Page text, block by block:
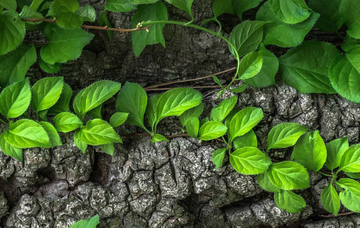
VEREIN FOKUS
– FORST- UND